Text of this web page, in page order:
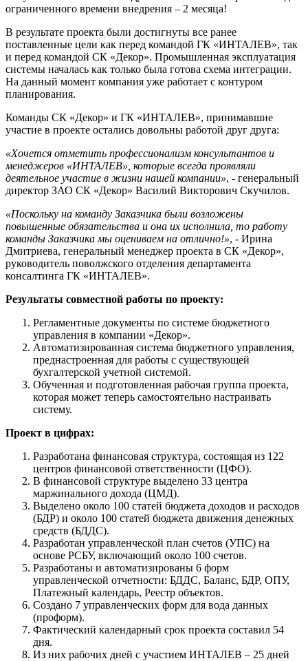
ограниченного времени внедрения – 2 месяца!
В результате проекта были достигнуты все ранее
поставленные цели как перед командой ГК «ИНТАЛЕВ», так
и перед командой СК «Декор». Промышленная эксплуатация
системы началась как только была готова схема интеграции.
На данный момент компания уже работает с контуром
планирования.
Команды СК «Декор» и ГК «ИНТАЛЕВ», принимавшие
участие в проекте остались довольны работой друг друга:
«Хочется отметить профессионализм консультантов и
менеджеров «ИНТАЛЕВ», которые всегда проявляли
деятельное участие в жизни нашей компании», - генеральный
директор ЗАО СК «Декор» Василий Викторович Скучилов.
«Поскольку на команду Заказчика были возложены
повышенные обязательства и она их исполнила, то работу
команды Заказчика мы оцениваем на отлично!», - Ирина
Дмитриева, генеральный менеджер проекта в СК «Декор»,
руководитель поволжского отделения департамента
консалтинга ГК «ИНТАЛЕВ».
Результаты совместной работы по проекту:
Регламентные документы по системе бюджетного
управления в компании «Декор».
Автоматизированная система бюджетного управления,
преднастроенная для работы с существующей
бухгалтерской учетной системой.
Обученная и подготовленная рабочая группа проекта,
которая может теперь самостоятельно настраивать
систему.
Проект в цифрах:
Разработана финансовая структура, состоящая из 122
центров финансовой ответственности (ЦФО).
В финансовой структуре выделено 33 центра
маржинального дохода (ЦМД).
Выделено около 100 статей бюджета доходов и расходов
(БДР) и около 100 статей бюджета движения денежных
средств (БДДС).
Разработан управленческой план счетов (УПС) на
основе РСБУ, включающий около 100 счетов.
Разработаны и автоматизированы 6 форм
управленческой отчетности: БДДС, Баланс, БДР, ОПУ,
Платежный календарь, Реестр объектов.
Создано 7 управленческих форм для вода данных
(проформ).
Фактический календарный срок проекта составил 54
дня.
Из них рабочих дней с участием ИНТАЛЕВ – 25 дней